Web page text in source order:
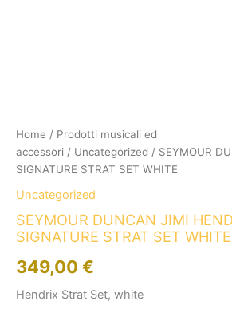
Home / Prodotti musicali ed
accessori / Uncategorized / SEYMOUR
SIGNATURE STRAT SET WHITE
Uncategorized
SEYMOUR DUNCAN JIMI
SIGNATURE STRAT SET WHITE
349,00 €
Hendrix Strat Set, white